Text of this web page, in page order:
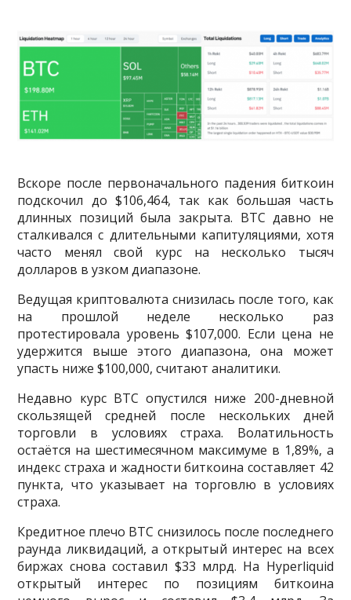
Вскоре после первоначального падения биткоин
подскочил до $106,464, так как большая часть
длинных позиций была закрыта. BTC давно не
сталкивался с длительными капитуляциями, хотя
часто менял свой курс на несколько тысяч
долларов в узком диапазоне.
Ведущая криптовалюта снизилась после того, как
на прошлой неделе несколько раз
протестировала уровень $107,000. Если цена не
удержится выше этого диапазона, она может
упасть ниже $100,000, считают аналитики.
Недавно курс BTC опустился ниже 200-дневной
скользящей средней после нескольких дней
торговли в условиях страха. Волатильность
остаётся на шестимесячном максимуме в 1,89%, а
индекс страха и жадности биткоина составляет 42
пункта, что указывает на торговлю в условиях
страха.
Кредитное плечо BTC снизилось после последнего
раунда ликвидаций, а открытый интерес на всех
биржах снова составил $33 млрд. На Hyperliquid
открытый интерес по позициям биткоина